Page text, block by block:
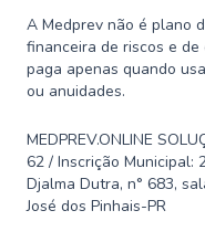
A Medprev não é plano
financeira de riscos e
paga apenas quando
ou anuidades.
MEDPREV.ONLINE
62 / Inscrição Municipal:
Djalma Dutra, n° 683,
José dos Pinhais-PR